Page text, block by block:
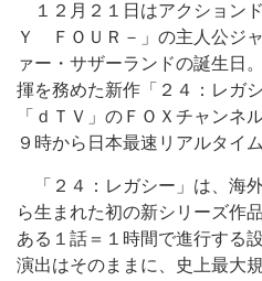
１２月２１日はアクション
Ｙ ＦＯＵＲ－」の主人公ジ
ァー・サザーランドの誕生日
揮を務めた新作「２４：レガ
「ｄＴＶ」のＦＯＸチャンネ
９時から日本最速リアルタイ
「２４：レガシー」は、海
ら生まれた初の新シリーズ作
ある１話＝１時間で進行する
演出はそのままに、史上最大